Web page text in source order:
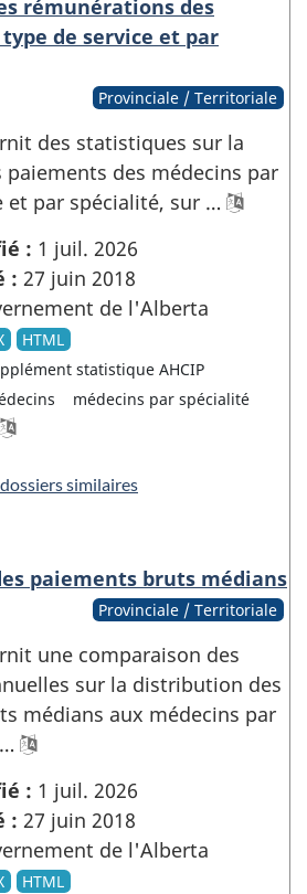
rémunérations des
de service et par
Provinciale / Territoriale
des statistiques sur la
des médecins par
et par spécialité, sur …
: 1 juil. 2026
: 27 juin 2018
de l'Alberta
HTML
statistique AHCIP
médecins par spécialité
similaires
paiements bruts médians
Provinciale / Territoriale
une comparaison des
sur la distribution des
médians aux médecins par
: 1 juil. 2026
: 27 juin 2018
de l'Alberta
HTML